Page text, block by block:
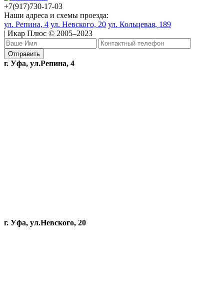
+7(917)730-17-03
Наши адреса и схемы проезда:
ул. Репина, 4 ул. Невского, 20 ул. Кольцевая, 189
| Икар Плюс © 2005–2023
г. Уфа, ул.Репина, 4
г. Уфа, ул.Невского, 20